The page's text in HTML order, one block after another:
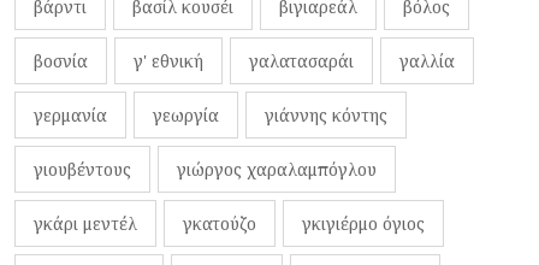
βάρντι βασίλ κουσέι βιγιαρεάλ βόλος
βοσνία γ' εθνική γαλατασαράι γαλλία
γερμανία γεωργία γιάννης κόντης
γιουβέντους γιώργος χαραλαμπόγλου
γκάρι μεντέλ γκατούζο γκιγιέρμο όγιος